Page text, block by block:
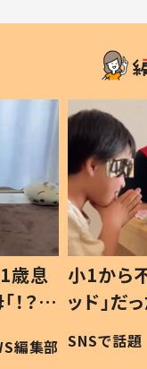
歳息
？」
編集部
小1から
ッド」だ
作り続
#令和の子
SNSで話題